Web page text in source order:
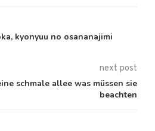
kyonyuu no osananajimi
next post
schmale allee was müssen sie
beachten